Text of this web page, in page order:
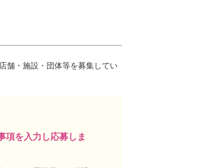
舗・施設・団体等を募集してい
項を入力し応募しま